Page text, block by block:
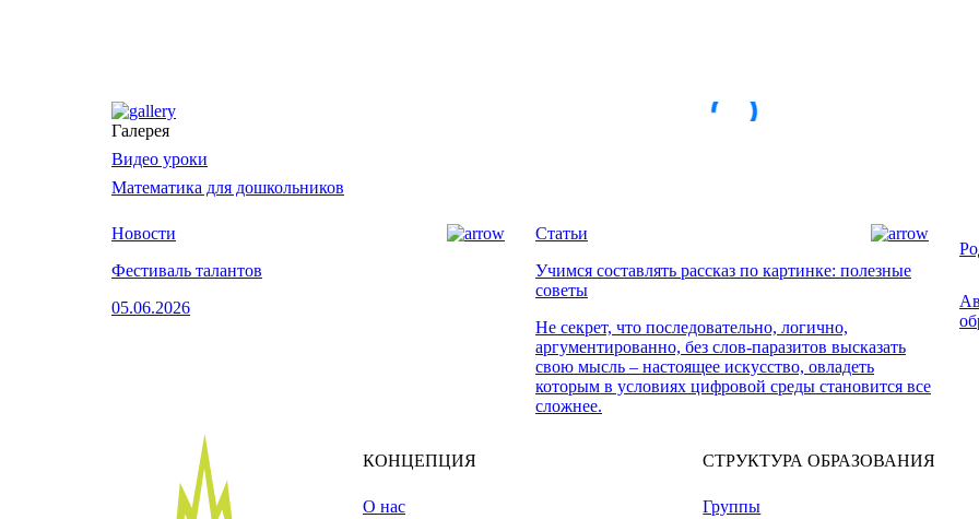
Галерея
Видео уроки
Математика для дошкольников
Новости
Фестиваль талантов
05.06.2026
Статьи
Учимся составлять рассказ по картинке: полезные
советы
Не секрет, что последовательно, логично,
аргументированно, без слов-паразитов высказать
свою мысль – настоящее искусство, овладеть
которым в условиях цифровой среды становится все
сложнее.
КОНЦЕПЦИЯ
О нас
СТРУКТУРА ОБРАЗОВАНИЯ
Группы